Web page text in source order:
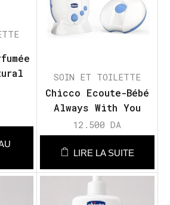
SOIN ET TOILETTE
Chicco Ecoute-Bébé
Always With You
12.500DA
LIRE LA SUITE